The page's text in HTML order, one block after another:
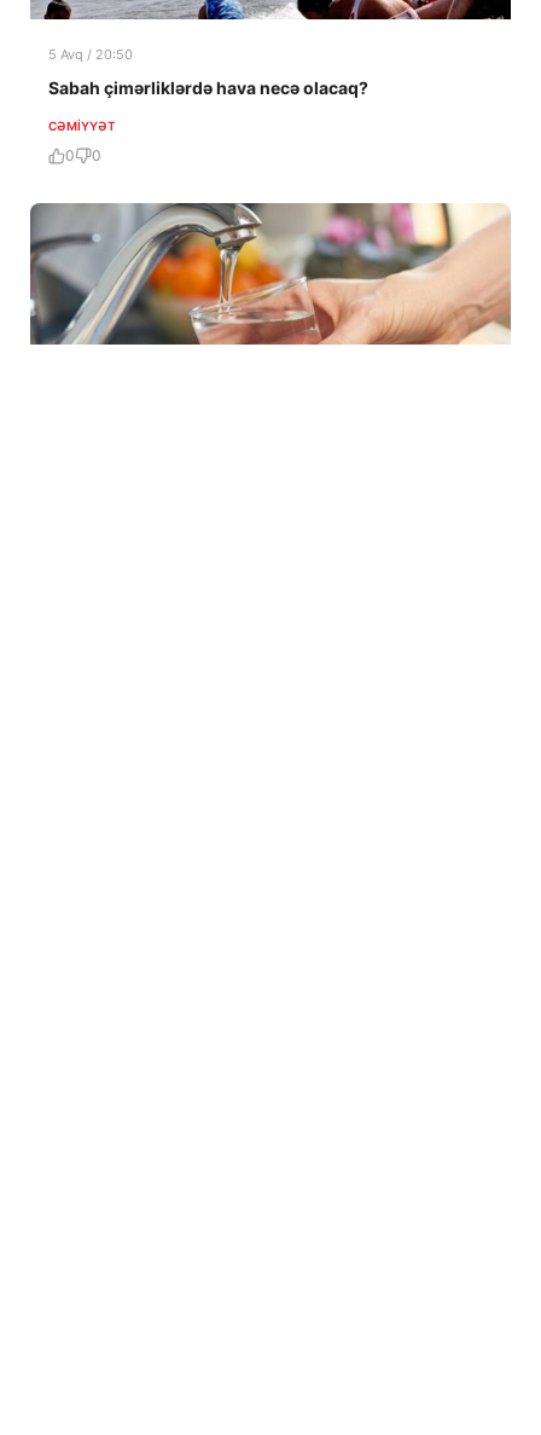
5 Avq / 20:50
Sabah çimərliklərdə hava necə olacaq?
CƏMIYYƏT
0 0